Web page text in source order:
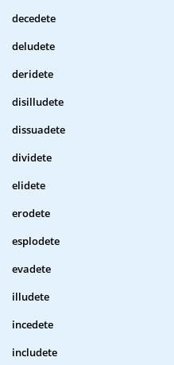
decedete
deludete
deridete
disilludete
dissuadete
dividete
elidete
erodete
esplodete
evadete
illudete
incedete
includete